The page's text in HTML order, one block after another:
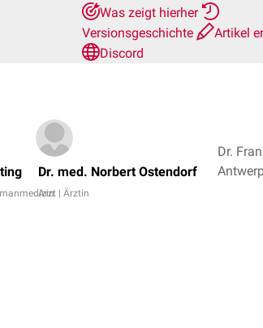
Was zeigt hierher
Versionsgeschichte
Artikel
Discord
Dr. med. Norbert Ostendorf
Arzt | Ärztin
Dr.